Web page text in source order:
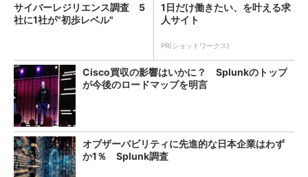
サイバーレジリエンス調査 5
社に1社が"初歩レベル"
1日だけ働きたい、を叶える求
人サイト
PR(ショットワークス)
Cisco買収の影響はいかに？ Splunkのトップ
が今後のロードマップを明言
オブザーバビリティに先進的な日本企業はわず
か1％ Splunk調査